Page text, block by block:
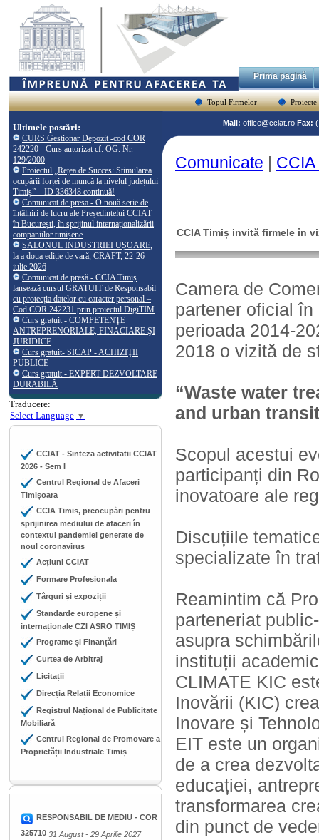
Prima pagină
Topul Firmelor Proiecte
Ultimele postări:
CURS Gestionar Depozit -cod COR
242220 - Curs autorizat cf. OG. Nr.
129/2000
Proiectul „Rețea de Succes: Stimularea
ocupării forței de muncă la nivelul județului
Timiș” – ID 336348 continuă!
Comunicat de presa - O nouă serie de
întâlniri de lucru ale Președintelui CCIAT
în București, în sprijinul internaționalizării
companiilor timișene
SALONUL INDUSTRIEI UȘOARE,
la a doua ediție de vară, CRAFT, 22-26
iulie 2026
Comunicat de presă - CCIA Timiș
lansează cursul GRATUIT de Responsabil
cu protecția datelor cu caracter personal –
Cod COR 242231 prin proiectul DigiTIM
Curs gratuit - COMPETENŢE
ANTREPRENORIALE, FINACIARE ŞI
JURIDICE
Curs gratuit- SICAP - ACHIZIŢII
PUBLICE
Curs gratuit - EXPERT DEZVOLTARE
DURABILĂ
Traducere:
Select Language ▼
CCIAT - Sinteza activitatii CCIAT
2026 - Sem I
Centrul Regional de Afaceri
Timișoara
CCIA Timis, preocupări pentru
sprijinirea mediului de afaceri în
contextul pandemiei generate de
noul coronavirus
Acțiuni CCIAT
Formare Profesionala
Târguri și expoziții
Standarde europene și
internaționale CZI ASRO TIMIȘ
Programe și Finanțări
Curtea de Arbitraj
Licitații
Direcția Relații Economice
Registrul Național de Publicitate
Mobiliară
Centrul Regional de Promovare a
Proprietății Industriale Timiș
RESPONSABIL DE MEDIU - COR
325710 31 August - 29 Aprilie 2027
Mail: office@cciat.ro Fax:
Comunicate |
CCIA Timiș invită firmele în
Camera de
partener oficial
perioada 2014-
2018 o vizită de
“Waste water
and urban
Scopul acestui
participanți din
inovatoare ale
Discuțiile
specializate în
Reamintim că
parteneriat
asupra
instituții
CLIMATE KIC
Inovării (KIC)
Inovare și
EIT este un
de a crea
educației,
transformarea
din punct de